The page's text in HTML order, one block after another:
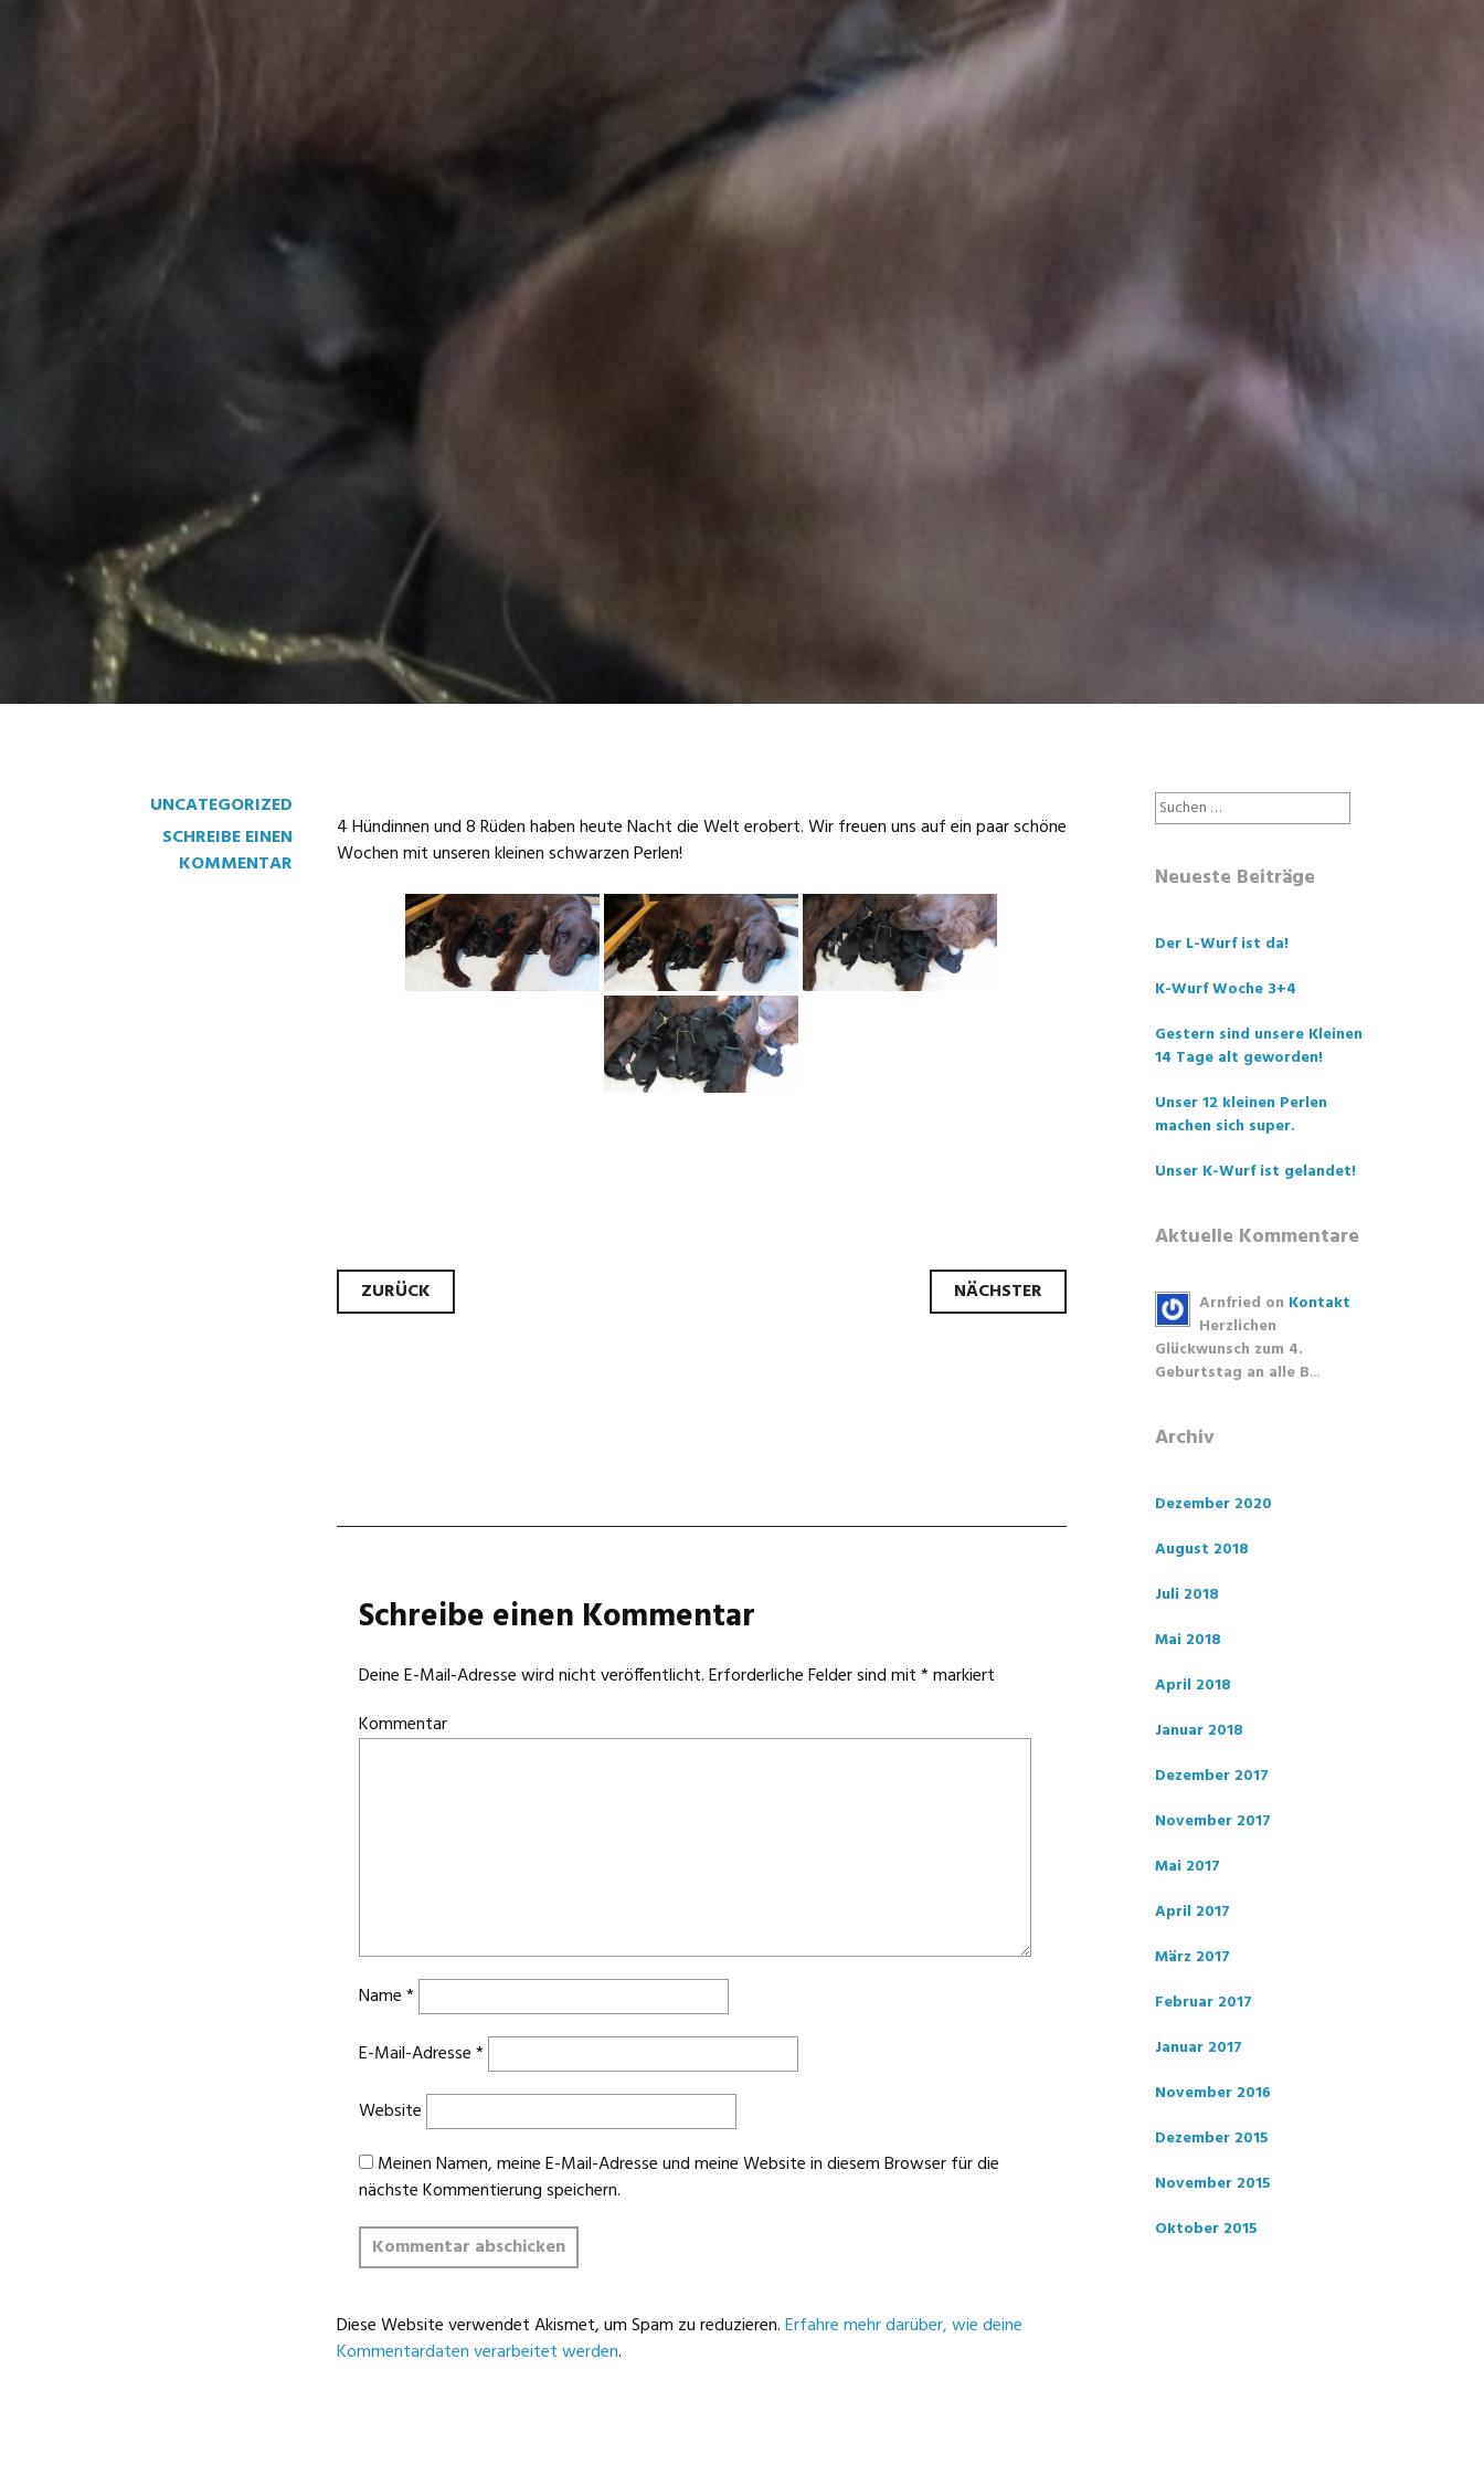
Unser K-Wurf ist gelandet!
19/07/2018
weiterlesen
UNCATEGORIZED
SCHREIBE EINEN
KOMMENTAR
4 Hündinnen und 8 Rüden haben heute Nacht die Welt erobert. Wir freuen uns auf ein paar schöne
Wochen mit unseren kleinen schwarzen Perlen!
Beitrags-
ZURÜCK NÄCHSTER
Schreibe einen Kommentar
Deine E-Mail-Adresse wird nicht veröffentlicht.Erforderliche Felder sind mit*markiert
Kommentar
Name*
E-Mail-Adresse*
Website
Meinen Namen, meine E-Mail-Adresse und meine Website in diesem Browser für die
nächste Kommentierung speichern.
Diese Website verwendet Akismet, um Spam zu reduzieren.Erfahre mehr darüber, wie deine
Kommentardaten verarbeitet werden.
Suche
nach:
Neueste Beiträge
Der L-Wurf ist da!
K-Wurf Woche 3+4
Gestern sind unsere Kleinen
14 Tage alt geworden!
Unser 12 kleinen Perlen
machen sich super.
Unser K-Wurf ist gelandet!
Aktuelle Kommentare
Arnfried on Kontakt
Herzlichen
Glückwunsch zum 4.
Geburtstag an alle B...
Archiv
Dezember 2020
August 2018
Juli 2018
Mai 2018
April 2018
Januar 2018
Dezember 2017
November 2017
Mai 2017
April 2017
März 2017
Februar 2017
Januar 2017
November 2016
Dezember 2015
November 2015
Oktober 2015